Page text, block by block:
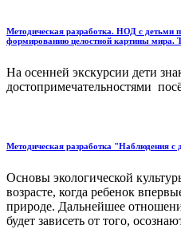
Методическая разработка. НОД с детьми
формированию целостной картины мира.
На осенней экскурсии дети
достопримечательностями
Методическая разработка "Наблюдения с
Основы экологической
возрасте, когда ребенок
природе. Дальнейшее
будет зависеть от того,